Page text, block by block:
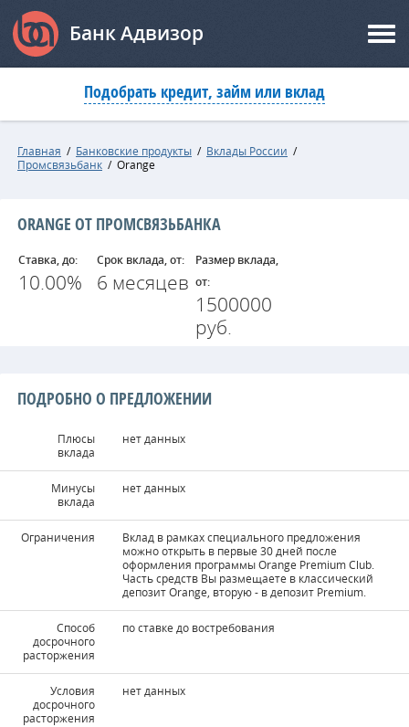
Банк Адвизор
Подобрать кредит, займ или вклад
Главная / Банковские продукты / Вклады России /
Промсвязьбанк / Orange
ORANGE ОТ ПРОМСВЯЗЬБАНКА
Ставка, до:
10.00%
Срок вклада, от:
6 месяцев
Размер вклада,
от:
1500000
руб.
ПОДРОБНО О ПРЕДЛОЖЕНИИ
Плюсы
вклада
нет данных
Минусы
вклада
нет данных
Ограничения
Вклад в рамках специального предложения
можно открыть в первые 30 дней после
оформления программы Orange Premium Club.
Часть средств Вы размещаете в классический
депозит Orange, вторую - в депозит Premium.
Способ
досрочного
расторжения
по ставке до востребования
Условия
досрочного
расторжения
нет данных